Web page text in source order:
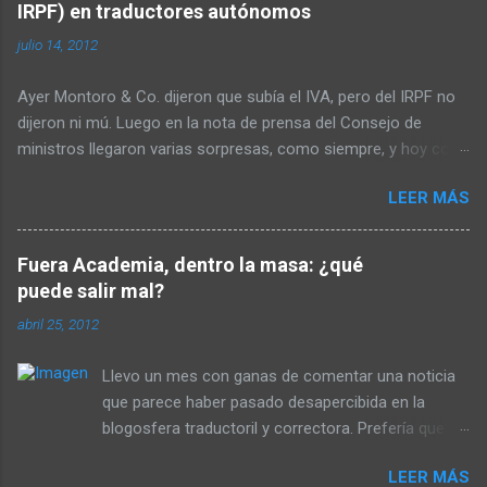
IRPF) en traductores autónomos
julio 14, 2012
Ayer Montoro & Co. dijeron que subía el IVA, pero del IRPF no
dijeron ni mú. Luego en la nota de prensa del Consejo de
ministros llegaron varias sorpresas, como siempre, y hoy con
aburramos el sábado por la mañana. Empezamos. Nota de
prensa del Consejo de ministros (viernes 13) "Se eleva
temporalmente, del 15 por 100 al 21 por 100, la retención por
rendimientos de actividades profesionales […] obtenidos desde
el 1 de agosto de este año hasta el 31 de diciembre de 2013."
Según esto, en las facturas tenemos que retenernos a cuenta
recortes anunciados ayer (PDF, sábado 14) Real Decreto-ley
20-2012 (página 50436), introducción, sección V
"Adicionalmente, se eleva el porcentaje de retención o ingreso
LEER MÁS
Fuera Academia, dentro la masa: ¿qué
puede salir mal?
abril 25, 2012
Llevo un mes con ganas de comentar una noticia
que parece haber pasado desapercibida en la
blogosfera traductoril y correctora. Prefería que
pero al final tendrá que hablar un niñato sobre el
LEER MÁS